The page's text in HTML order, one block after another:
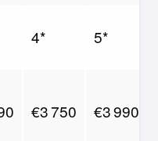
4* 5*
€3 750 €3 990